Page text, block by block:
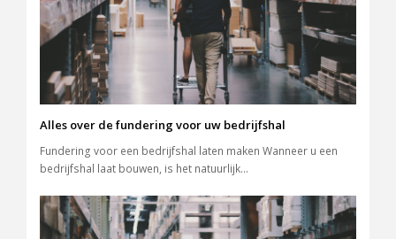
Alles over de fundering voor uw bedrijfshal
Fundering voor een bedrijfshal laten maken Wanneer u een
bedrijfshal laat bouwen, is het natuurlijk…